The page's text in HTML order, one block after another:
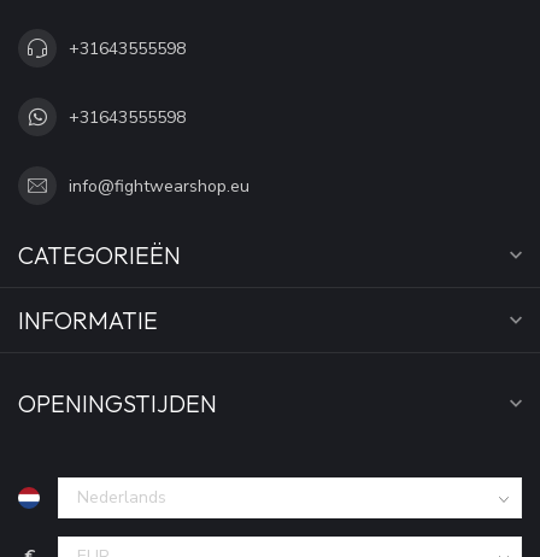
+31643555598
+31643555598
info@fightwearshop.eu
CATEGORIEËN
INFORMATIE
OPENINGSTIJDEN